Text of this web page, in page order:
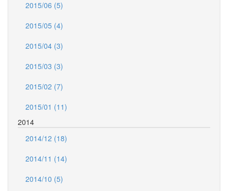
2015/06 (5)
2015/05 (4)
2015/04 (3)
2015/03 (3)
2015/02 (7)
2015/01 (11)
2014
2014/12 (18)
2014/11 (14)
2014/10 (5)